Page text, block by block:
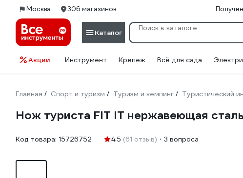
Москва 306 магазинов
Каталог
Акции Инструмент Крепеж Всё для сада
Главная / Спорт и туризм / Туризм и кемпинг / Туристический
Нож туриста FIT IT нержавеющая
Код товара: 15726752 4.5 (61 отзыв) 3 вопроса